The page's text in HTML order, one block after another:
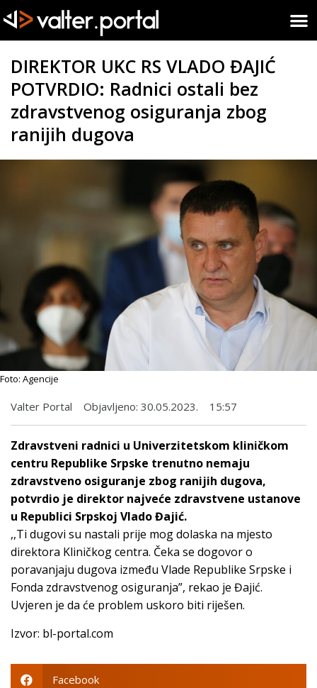
DIREKTOR UKC RS VLADO ĐAJIĆ
POTVRDIO: Radnici ostali bez
zdravstvenog osiguranja zbog
ranijih dugova
Foto: Agencije
Valter Portal Objavljeno: 30.05.2023. 15:57
Zdravstveni radnici u Univerzitetskom kliničkom
centru Republike Srpske trenutno nemaju
zdravstveno osiguranje zbog ranijih dugova,
potvrdio je direktor najveće zdravstvene ustanove
u Republici Srpskoj Vlado Đajić.
,,Ti dugovi su nastali prije mog dolaska na mjesto
direktora Kliničkog centra. Čeka se dogovor o
poravanjaju dugova između Vlade Republike Srpske i
Fonda zdravstvenog osiguranja”, rekao je Đajić.
Uvjeren je da će problem uskoro biti riješen.
Izvor: bl-portal.com
Facebook